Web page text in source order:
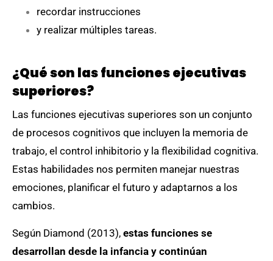
recordar instrucciones
y realizar múltiples tareas.
¿Qué son las funciones ejecutivas
superiores?
Las funciones ejecutivas superiores son un conjunto
de procesos cognitivos que incluyen la memoria de
trabajo, el control inhibitorio y la flexibilidad cognitiva.
Estas habilidades nos permiten manejar nuestras
emociones, planificar el futuro y adaptarnos a los
cambios.
Según Diamond (2013), estas funciones se
desarrollan desde la infancia y continúan